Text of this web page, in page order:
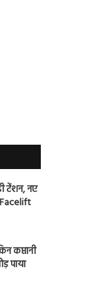
टेंशन, नए
कप्तानी
पाया